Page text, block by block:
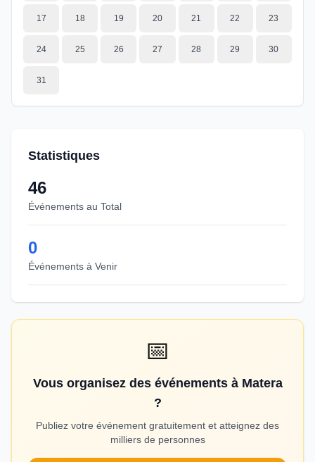
17 18 19 20 21 22 23
24 25 26 27 28 29 30
31
Statistiques
46
Événements au Total
0
Événements à Venir
📅
Vous organisez des événements à Matera
?
Publiez votre événement gratuitement et atteignez des
milliers de personnes